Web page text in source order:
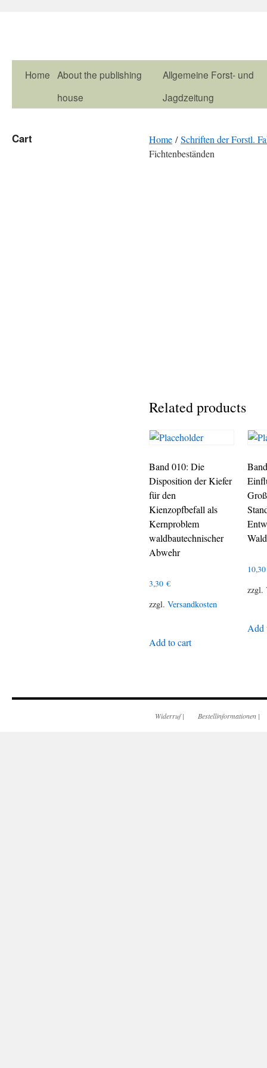
Home About the publishing
house
Allgemeine Forst- und
Jagdzeitung
Home /Schriften der Forstl.
Fichtenbeständen
Related products
Band 010: Die
Disposition der Kiefer
für den
Kienzopfbefall als
Kernproblem
waldbautechnischer
Abwehr
3,30 €
zzgl. Versandkosten
Add to cart
zzgl.
Add
Cart
Widerruf| Bestellinformationen |